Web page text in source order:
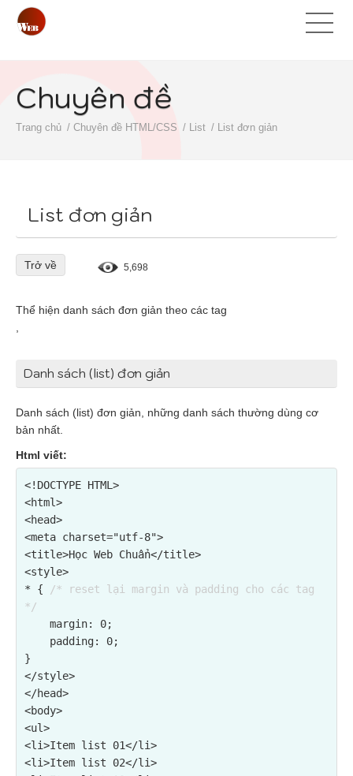
Chuyên đề
Trang chủ Chuyên đề HTML/CSS List List đơn giản
List đơn giản
Trở về 5,698
Thể hiện danh sách đơn giản theo các tag
Danh sách (list) đơn giản
Danh sách (list) đơn giản, những danh sách thường dùng cơ
bản nhất.
Html viết:
<!DOCTYPE HTML>
<html>
<head>
<meta charset="utf-8">
<title>Học Web Chuẩn</title>
<style>
* {
/* reset lại margin và padding cho các tag
*/
}
</style>
</head>
<ul>
<li>Item list 01</li>
<li>Item list 02</li>